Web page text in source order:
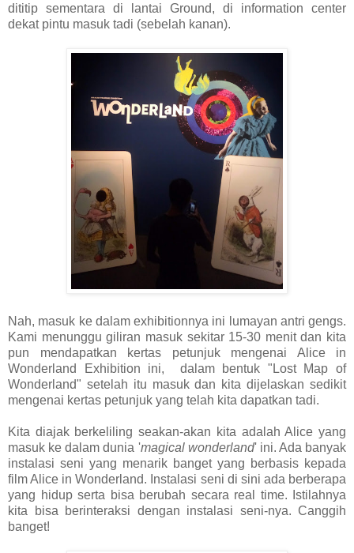
dititip sementara di lantai Ground, di information center
dekat pintu masuk tadi (sebelah kanan).
Nah, masuk ke dalam exhibitionnya ini lumayan antri gengs.
Kami menunggu giliran masuk sekitar 15-30 menit dan kita
pun mendapatkan kertas petunjuk mengenai Alice in
Wonderland Exhibition ini, dalam bentuk "Lost Map of
Wonderland" setelah itu masuk dan kita dijelaskan sedikit
mengenai kertas petunjuk yang telah kita dapatkan tadi.
Kita diajak berkeliling seakan-akan kita adalah Alice yang
masuk ke dalam dunia 'magical wonderland' ini. Ada banyak
instalasi seni yang menarik banget yang berbasis kepada
film Alice in Wonderland. Instalasi seni di sini ada berberapa
yang hidup serta bisa berubah secara real time. Istilahnya
kita bisa berinteraksi dengan instalasi seni-nya. Canggih
banget!